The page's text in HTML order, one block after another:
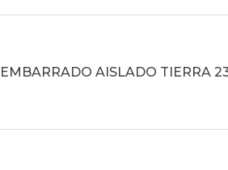
EMBARRADO AISLADO TIERRA